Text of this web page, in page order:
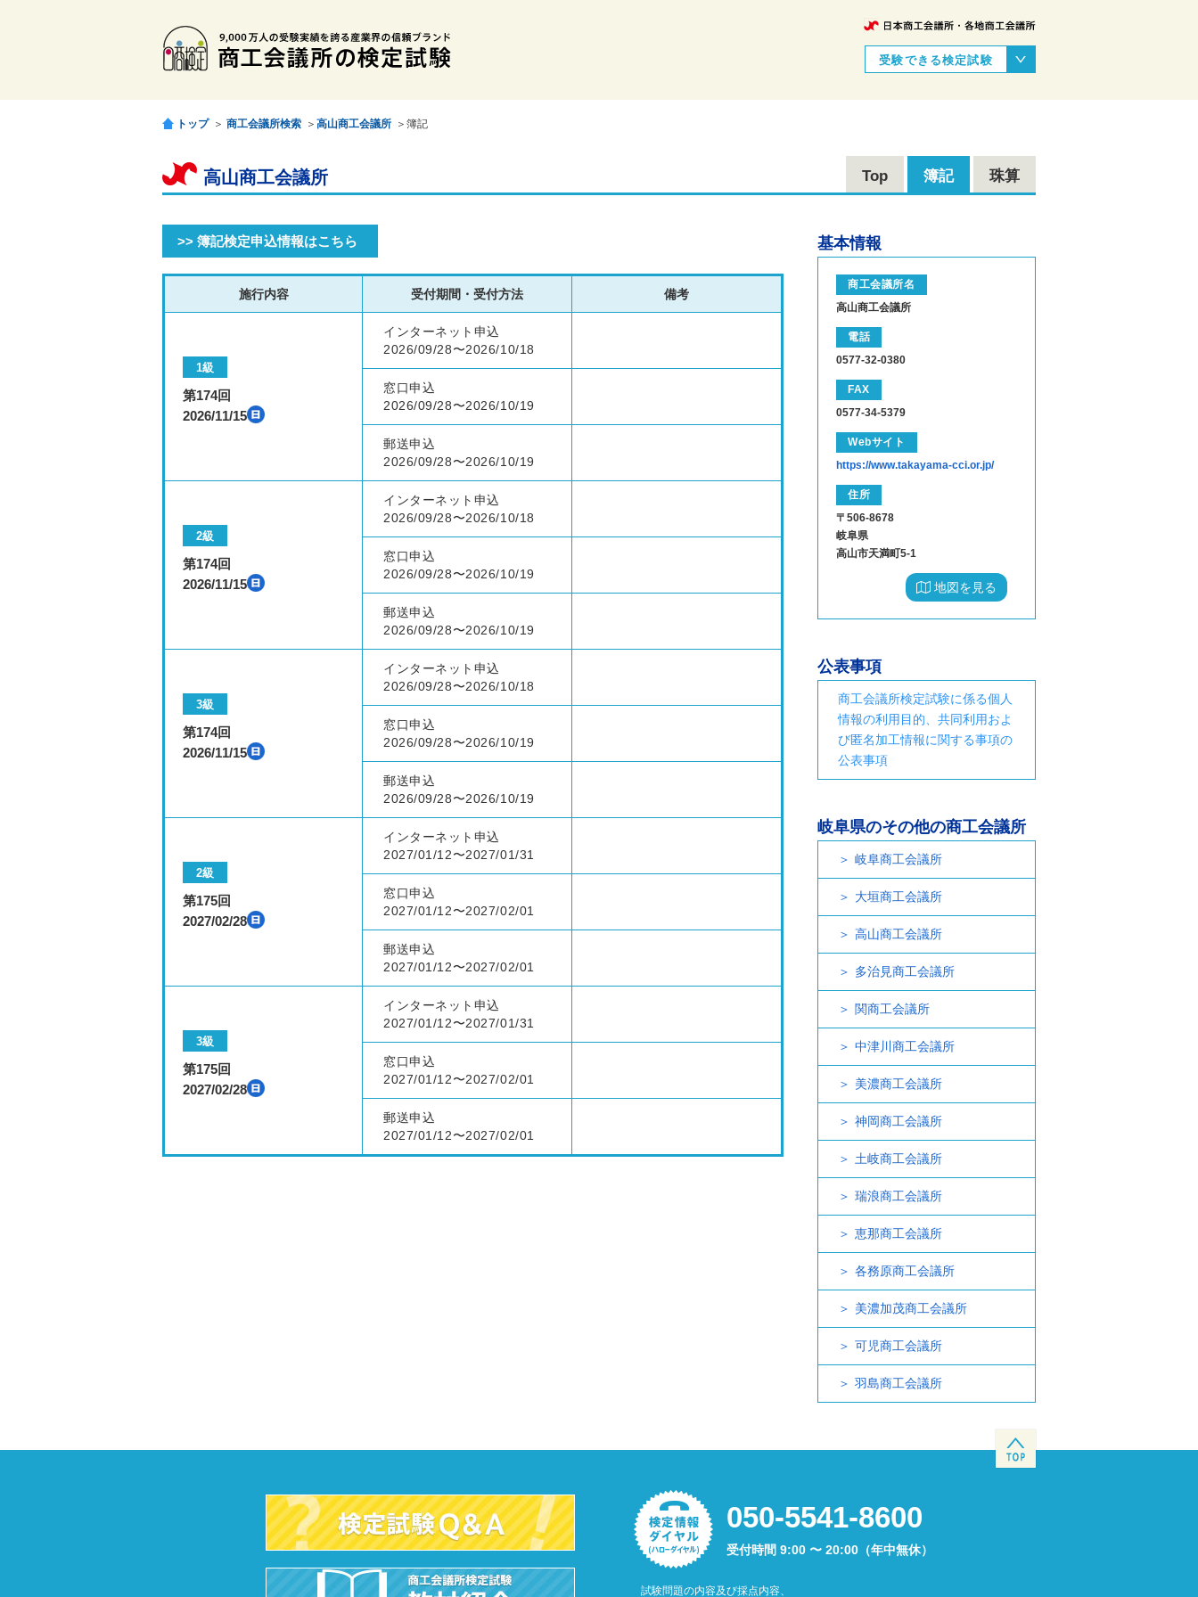
受験できる検定試験
トップ ＞ 商工会議所検索 ＞ 高山商工会議所 ＞簿記
高山商工会議所 Top 簿記 珠算
>> 簿記検定申込情報はこちら
施行内容 受付期間・受付方法 備考
1級
第174回
2026/11/15
インターネット申込
2026/09/28〜2026/10/18
窓口申込
2026/09/28〜2026/10/19
郵送申込
2026/09/28〜2026/10/19
2級
第174回
2026/11/15
インターネット申込
2026/09/28〜2026/10/18
窓口申込
2026/09/28〜2026/10/19
郵送申込
2026/09/28〜2026/10/19
3級
第174回
2026/11/15
インターネット申込
2026/09/28〜2026/10/18
窓口申込
2026/09/28〜2026/10/19
郵送申込
2026/09/28〜2026/10/19
2級
第175回
2027/02/28
インターネット申込
2027/01/12〜2027/01/31
窓口申込
2027/01/12〜2027/02/01
郵送申込
2027/01/12〜2027/02/01
3級
第175回
2027/02/28
インターネット申込
2027/01/12〜2027/01/31
窓口申込
2027/01/12〜2027/02/01
郵送申込
2027/01/12〜2027/02/01
基本情報
商工会議所名
高山商工会議所
電話
0577-32-0380
FAX
0577-34-5379
Webサイト
https://www.takayama-cci.or.jp/
住所
〒506-8678
岐阜県
高山市天満町5-1
地図を見る
公表事項
商工会議所検定試験に係る個人
情報の利用目的、共同利用およ
び匿名加工情報に関する事項の
公表事項
岐阜県のその他の商工会議所
岐阜商工会議所
大垣商工会議所
高山商工会議所
多治見商工会議所
関商工会議所
中津川商工会議所
美濃商工会議所
神岡商工会議所
土岐商工会議所
瑞浪商工会議所
恵那商工会議所
各務原商工会議所
美濃加茂商工会議所
可児商工会議所
羽島商工会議所
050-5541-8600
受付時間 9:00 〜 20:00（年中無休）
試験問題の内容及び採点内容、